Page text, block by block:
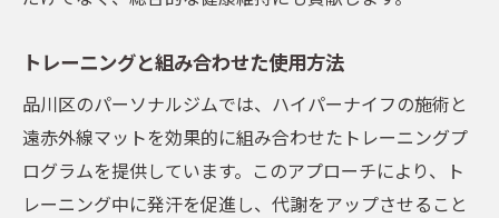
トレーニングと組み合わせた使用方法
品川区のパーソナルジムでは、ハイパーナイフの施術と
遠赤外線マットを効果的に組み合わせたトレーニングプ
ログラムを提供しています。このアプローチにより、ト
レーニング中に発汗を促進し、代謝をアップさせること